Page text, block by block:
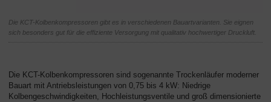
Die KCT-Kolbenkompressoren gibt es in verschiedenen Bauartvarianten. Sie eignen
sich besonders gut für die effiziente Versorgung mit qualitativ hochwertiger Druckluft.
Die KCT-Kolbenkompressoren sind sogenannte Trockenläufer moderner
Bauart mit Antriebsleistungen von 0,75 bis 4 kW: Niedrige
Kolbengeschwindigkeiten, Hochleistungsventile und groß dimensionierte